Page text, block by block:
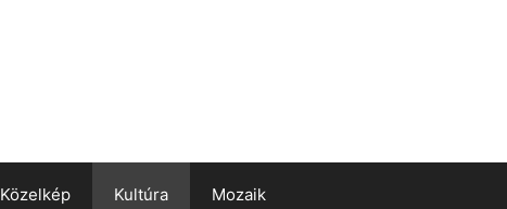
Közelkép Kultúra Mozaik